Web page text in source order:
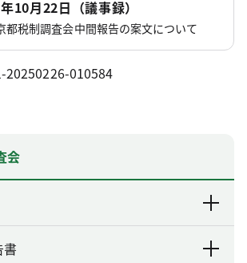
10月22日（議事録）
都税制調査会中間報告の案文について
20250226-010584
会